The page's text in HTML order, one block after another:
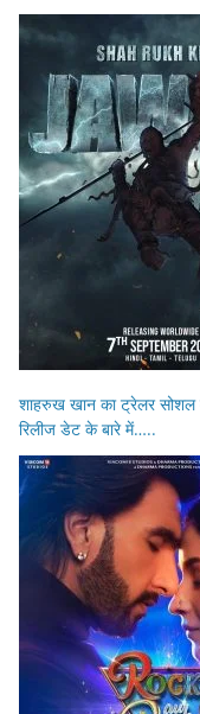
शाहरुख खान का ट्रेलर सोशल
रिलीज डेट के बारे में…..